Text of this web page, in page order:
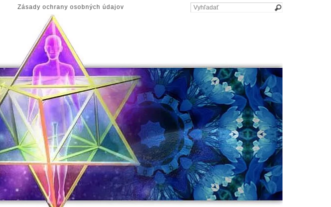
Zásady ochrany osobných údajov